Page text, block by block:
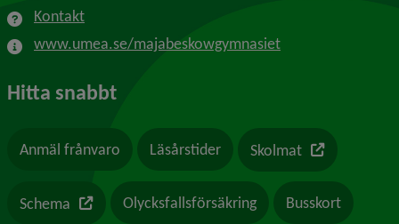
Kontakt
www.umea.se/majabeskowgymnasiet
Hitta snabbt
Anmäl frånvaro Läsårstider Skolmat Länk till en
Schema Länk till en annan webbplats
Olycksfallsförsäkring Busskort